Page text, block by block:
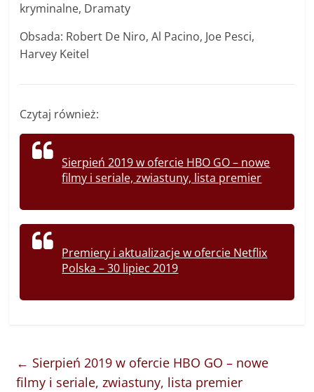
kryminalne, Dramaty
Obsada: Robert De Niro, Al Pacino, Joe Pesci,
Harvey Keitel
Czytaj również:
Sierpień 2019 w ofercie HBO GO – nowe
filmy i seriale, zwiastuny, lista premier
Premiery i aktualizacje w ofercie Netflix
Polska – 30 lipiec 2019
← Sierpień 2019 w ofercie HBO GO – nowe
filmy i seriale, zwiastuny, lista premier